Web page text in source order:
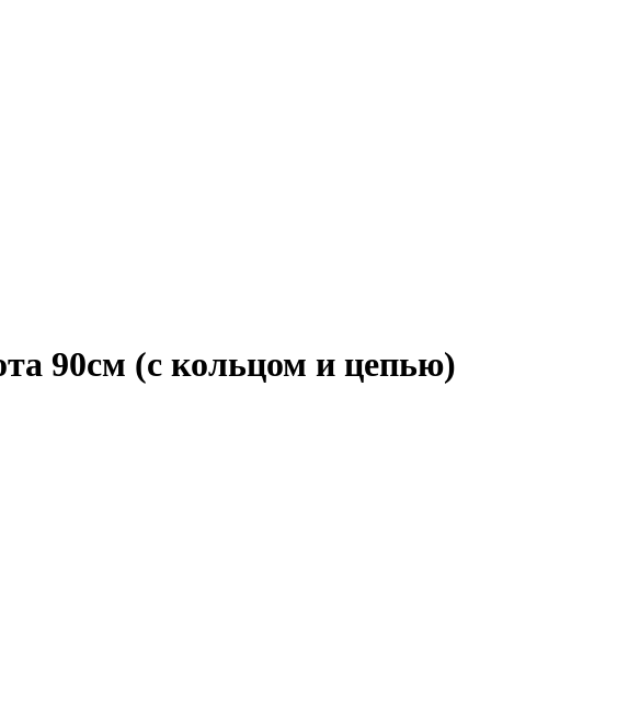
(с кольцом и цепью)